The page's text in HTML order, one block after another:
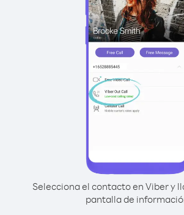
Selecciona el contacto en Viber y
pantalla de